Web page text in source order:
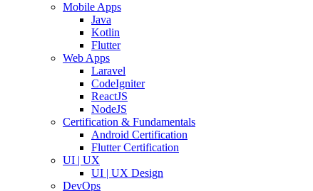
Mobile Apps
Java
Kotlin
Flutter
Web Apps
Laravel
CodeIgniter
ReactJS
NodeJS
Certification & Fundamentals
Android Certification
Flutter Certification
UI | UX
UI | UX Design
DevOps